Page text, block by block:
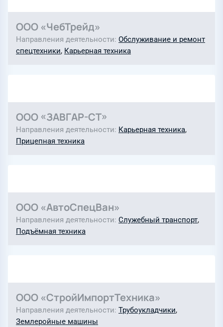
ООО «ЧебТрейд»
Направления деятельности Обслуживание и ремонт
спецтехники, Карьерная техника
ООО «ЗАВГАР-СТ»
Направления деятельности Карьерная техника,
Прицепная техника
ООО «АвтоСпецВан»
Направления деятельности Служебный транспорт,
Подъёмная техника
ООО «СтройИмпортТехника»
Направления деятельности Трубоукладчики,
Землеройные машины